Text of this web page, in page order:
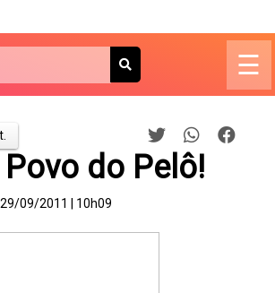
☰
Povo do Pelô!
29/09/2011 | 10h09